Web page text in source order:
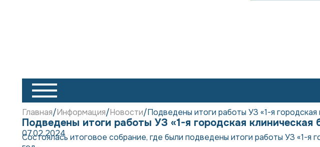
Главная Информация Новости Подведены итоги работы УЗ «1-я городская
Подведены итоги работы УЗ «1-я городская клиническая
07.02.2024
Состоялась итоговое собрание, где были подведены итоги работы УЗ «1-я